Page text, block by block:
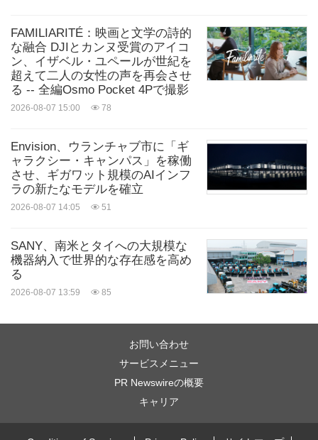
FAMILIARITÉ：映画と文学の詩的
な融合 DJIとカンヌ受賞のアイコ
ン、イザベル・ユペールが世紀を
超えて二人の女性の声を再会させ
る -- 全編Osmo Pocket 4Pで撮影
2026-08-07 15:00 78
Envision、ウランチャブ市に「ギ
ャラクシー・キャンパス」を稼働
させ、ギガワット規模のAIインフ
ラの新たなモデルを確立
2026-08-07 14:05 51
SANY、南米とタイへの大規模な
機器納入で世界的な存在感を高め
る
2026-08-07 13:59 85
お問い合わせ
サービスメニュー
PR Newswireの概要
キャリア